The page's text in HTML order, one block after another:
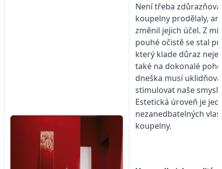
Není třeba
koupelny prodělaly,
změnil jejich účel. Z
pouhé očistě se stal
který klade důraz
také na dokonalé
dneška musí
stimulovat naše
Estetická úroveň je
nezanedbatelných
koupelny.